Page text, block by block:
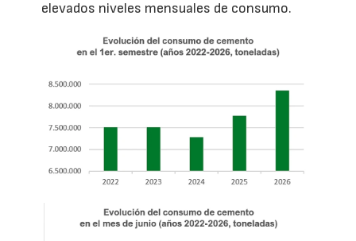
elevados niveles mensuales de consumo.